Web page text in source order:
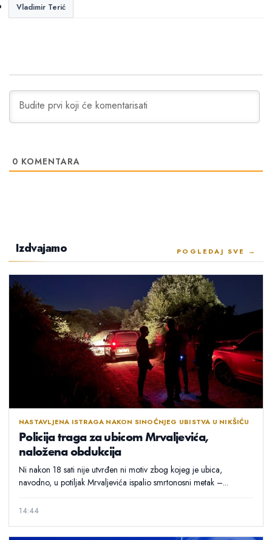
Vladimir Terić
0 KOMENTARA
Izdvajamo POGLEDAJ SVE →
NASTAVLJENA ISTRAGA NAKON SINOĆNJEG UBISTVA U NIKŠIĆU
Policija traga za ubicom Mrvaljevića,
naložena obdukcija
Ni nakon 18 sati nije utvrđen ni motiv zbog kojeg je ubica,
navodno, u potiljak Mrvaljevića ispalio smrtonosni metak –...
14:44